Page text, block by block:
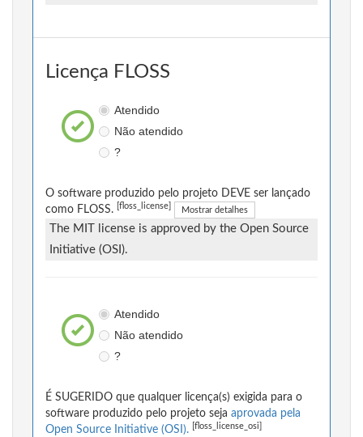
Licença FLOSS
Atendido
Não atendido
?
O software produzido pelo projeto DEVE ser lançado
como FLOSS.
[floss_license] Mostrar detalhes
The MIT license is approved by the Open Source
Initiative (OSI).
Atendido
Não atendido
?
É SUGERIDO que qualquer licença(s) exigida para o
software produzido pelo projeto seja aprovada pela
Open Source Initiative (OSI).
[floss_license_osi]